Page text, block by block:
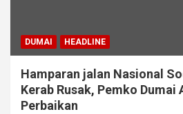
DUMAI HEADLINE
Hamparan jalan Nasional
Kerab Rusak, Pemko Dumai
Perbaikan